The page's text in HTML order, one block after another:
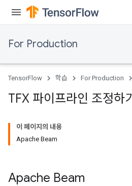
For Production
TensorFlow 학습 For Production
TFX 파이프라인 조정하기
이 페이지의 내용
Apache Beam
Apache Beam